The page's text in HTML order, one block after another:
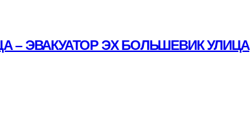
– ЭВАКУАТОР ЭХ БОЛЬШЕВИК